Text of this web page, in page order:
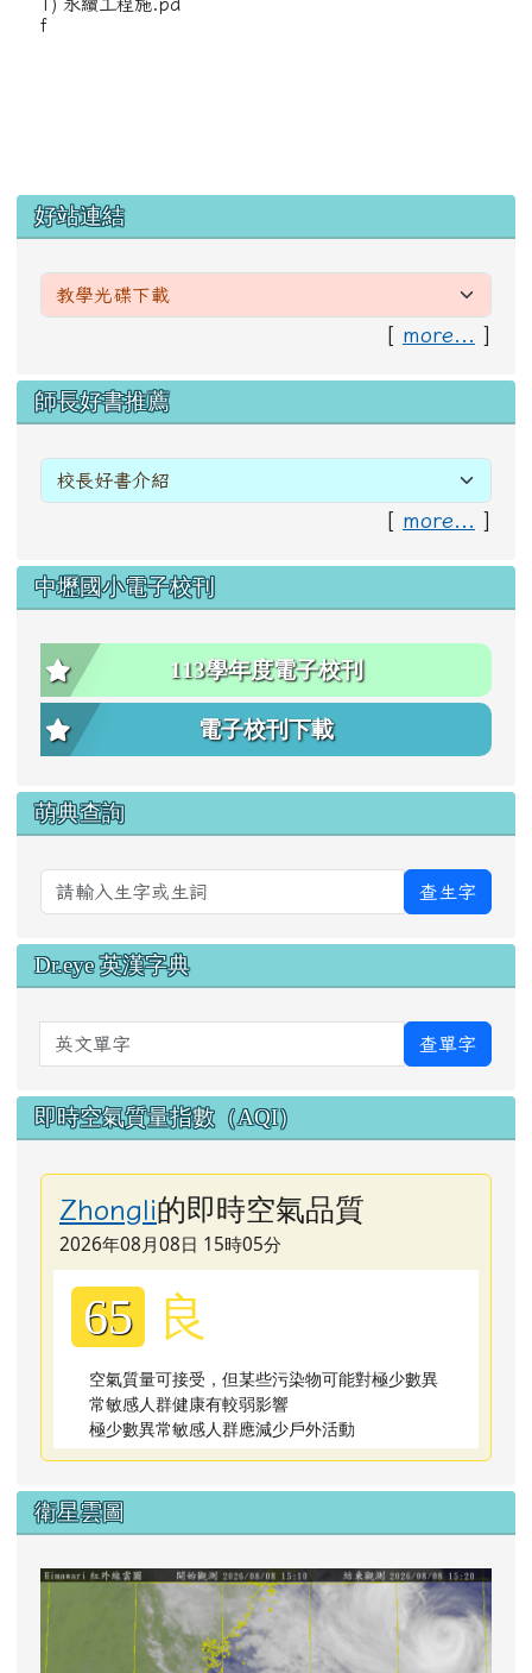
f
左邊區域內容
好站連結
[ more... ]
右邊區域內容
師長好書推薦
[ more... ]
中壢國小電子校刊
113學年度電子校刊
電子校刊下載
萌典查詢
查生字
Dr.eye 英漢字典
英文單字 查單字
即時空氣質量指數（AQI）
Zhongli的即時空氣品質
2026年08月08日 15時05分
65 良
空氣質量可接受，但某些污染物可能對極少數異
常敏感人群健康有較弱影響
極少數異常敏感人群應減少戶外活動
衛星雲圖
link